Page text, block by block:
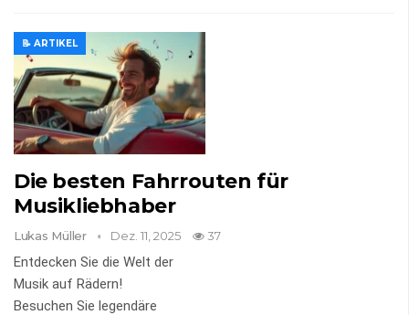
📝 ARTIKEL
Die besten Fahrrouten für
Musikliebhaber
Lukas Müller Dez. 11, 2025 37
Entdecken Sie die Welt der
Musik auf Rädern!
Besuchen Sie legendäre